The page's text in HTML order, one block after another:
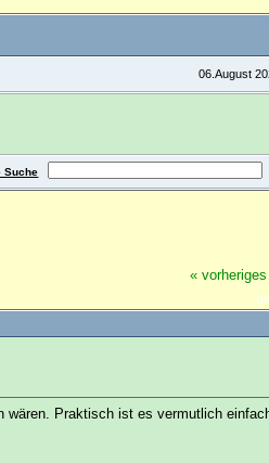
06.August
« vorheriges
wären. Praktisch ist es vermutlich